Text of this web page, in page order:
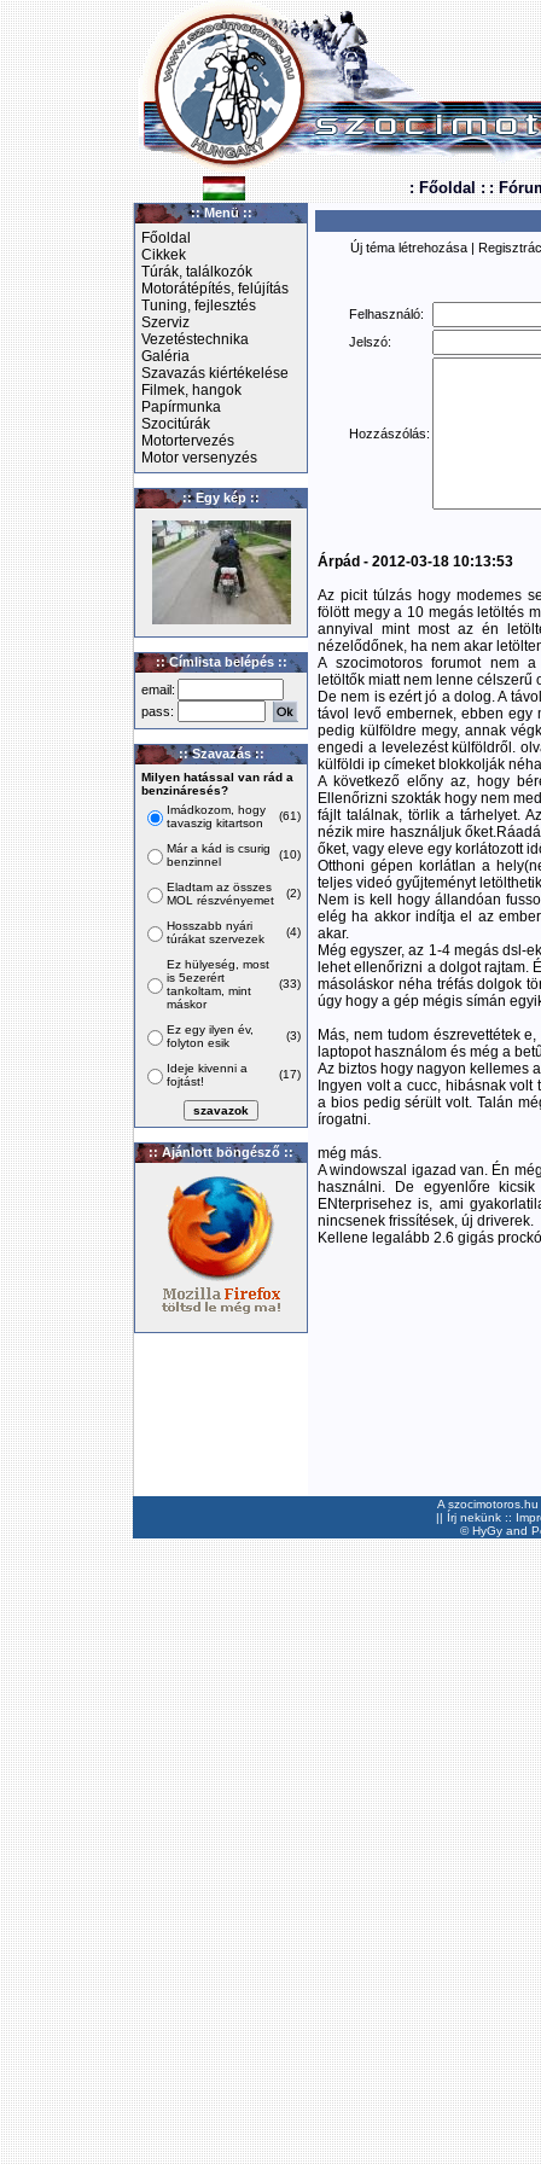
: Főoldal : :
:: Menü ::
Főoldal
Cikkek
Túrák, találkozók
Motorátépítés, felújítás
Tuning, fejlesztés
Szerviz
Vezetéstechnika
Galéria
Szavazás kiértékelése
Filmek, hangok
Papírmunka
Szocitúrák
Motortervezés
Motor versenyzés
:: Egy kép ::
:: Címlista belépés ::
email:
pass:
:: Szavazás ::
Milyen hatással van rád a
benzináresés?
Imádkozom, hogy
tavaszig kitartson
(61)
Már a kád is csurig
benzinnel
(10)
Eladtam az összes
MOL részvényemet
(2)
Hosszabb nyári
túrákat szervezek
(4)
Ez hülyeség, most
is 5ezerért
tankoltam, mint
máskor
(33)
Ez egy ilyen év,
folyton esik
(3)
Ideje kivenni a
fojtást!
(17)
:: Ajánlott böngésző ::
Új téma létrehozása |
Felhasználó:
Jelszó:
Hozzászólás:
Árpád - 2012-03-18 10:13:53
Az picit túlzás hogy modemes
fölött megy a 10 megás letöltés
annyival mint most az én
nézelődőnek, ha nem akar
A szocimotoros forumot nem
letöltők miatt nem lenne célszerű
De nem is ezért jó a dolog. A
távol levő embernek, ebben egy
pedig külföldre megy, annak
engedi a levelezést külföldről.
külföldi ip címeket blokkolják
A következő előny az, hogy
Ellenőrizni szokták hogy nem
fájlt találnak, törlik a tárhelyet.
nézik mire használjuk
őket, vagy eleve egy korlátozott
Otthoni gépen korlátlan a
teljes videó gyűjteményt
Nem is kell hogy állandóan
elég ha akkor indítja el az
akar.
Még egyszer, az 1-4 megás dsl-
lehet ellenőrizni a dolgot rajtam.
másoláskor néha tréfás dolgok
úgy hogy a gép mégis símán
Más, nem tudom észrevettétek
laptopot használom és még a
Az biztos hogy nagyon kellemes
Ingyen volt a cucc, hibásnak
a bios pedig sérült volt. Talán
írogatni.
még más.
A windowszal igazad van. Én
használni. De egyenlőre
ENterprisehez is, ami
nincsenek frissítések, új driverek.
Kellene legalább 2.6 gigás
A
|| Írj nekünk ::
©HyGyand